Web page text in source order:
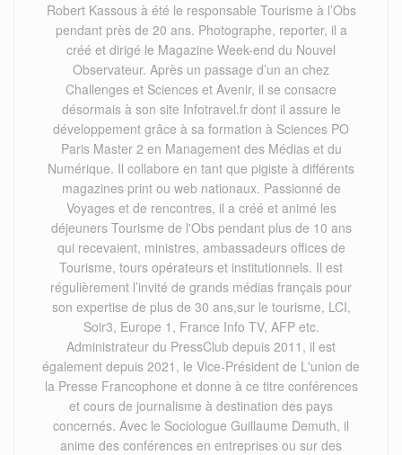
Robert Kassous à été le responsable Tourisme à l’Obs
pendant près de 20 ans. Photographe, reporter, il a
créé et dirigé le Magazine Week-end du Nouvel
Observateur. Après un passage d’un an chez
Challenges et Sciences et Avenir, il se consacre
désormais à son site Infotravel.fr dont il assure le
développement grâce à sa formation à Sciences PO
Paris Master 2 en Management des Médias et du
Numérique. Il collabore en tant que pigiste à différents
magazines print ou web nationaux. Passionné de
Voyages et de rencontres, il a créé et animé les
déjeuners Tourisme de l'Obs pendant plus de 10 ans
qui recevaient, ministres, ambassadeurs offices de
Tourisme, tours opérateurs et institutionnels. Il est
régulièrement l’invité de grands médias français pour
son expertise de plus de 30 ans,sur le tourisme, LCI,
Soir3, Europe 1, France Info TV, AFP etc.
Administrateur du PressClub depuis 2011, il est
également depuis 2021, le Vice-Président de L'union de
la Presse Francophone et donne à ce titre conférences
et cours de journalisme à destination des pays
concernés. Avec le Sociologue Guillaume Demuth, il
anime des conférences en entreprises ou sur des